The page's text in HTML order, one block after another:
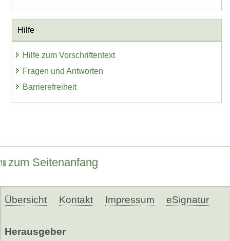
Hilfe
Hilfe zum Vorschriftentext
Fragen und Antworten
Barrierefreiheit
zum Seitenanfang
Übersicht Kontakt Impressum eSignatur
Herausgeber